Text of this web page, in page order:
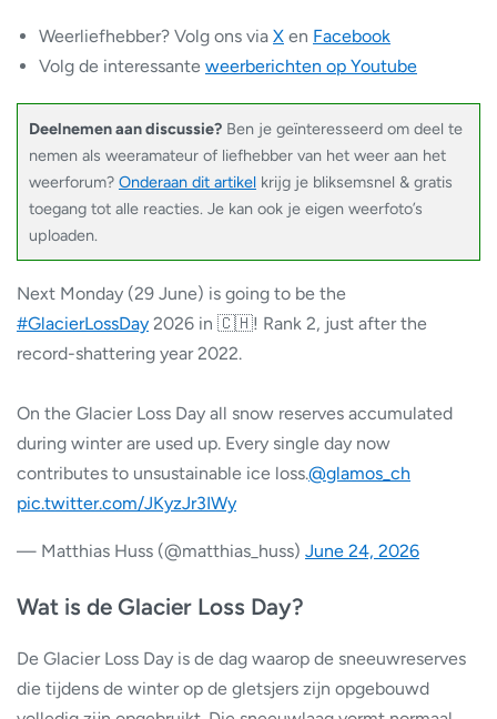
Weerliefhebber? Volg ons via X en Facebook
Volg de interessante weerberichten op Youtube
Deelnemen aan discussie? Ben je geïnteresseerd om deel te
nemen als weeramateur of liefhebber van het weer aan het
weerforum? Onderaan dit artikel krijg je bliksemsnel & gratis
toegang tot alle reacties. Je kan ook je eigen weerfoto’s
uploaden.
Next Monday (29 June) is going to be the
#GlacierLossDay 2026 in 🇨🇭! Rank 2, just after the
record-shattering year 2022.
On the Glacier Loss Day all snow reserves accumulated
during winter are used up. Every single day now
contributes to unsustainable ice loss.@glamos_ch
pic.twitter.com/JKyzJr3IWy
— Matthias Huss (@matthias_huss) June 24, 2026
Wat is de Glacier Loss Day?
De Glacier Loss Day is de dag waarop de sneeuwreserves
die tijdens de winter op de gletsjers zijn opgebouwd